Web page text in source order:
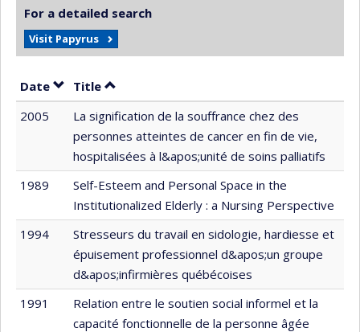
For a detailed search
Visit Papyrus
Date Sort by date in descending order
Title Sort by title in descending order
2005
La signification de la souffrance chez des
personnes atteintes de cancer en fin de vie,
hospitalisées à l&apos;unité de soins palliatifs
1989
Self-Esteem and Personal Space in the
Institutionalized Elderly : a Nursing Perspective
1994
Stresseurs du travail en sidologie, hardiesse et
épuisement professionnel d&apos;un groupe
d&apos;infirmières québécoises
1991
Relation entre le soutien social informel et la
capacité fonctionnelle de la personne âgée